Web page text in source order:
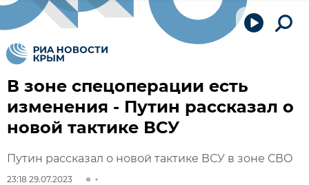
В зоне спецоперации есть
изменения - Путин рассказал о
новой тактике ВСУ
Путин рассказал о новой тактике ВСУ в зоне СВО
23:18 29.07.2023